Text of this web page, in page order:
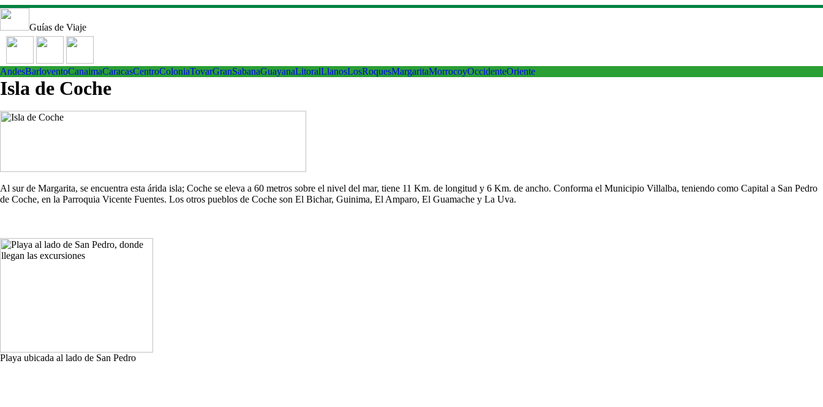
Guías de Viaje
AndesBarloventoCanaimaCaracasCentroColoniaTovarGranSabanaGuayanaLitoralLlanosLosRoquesMargaritaMorrocoyOccidenteOriente
Isla de Coche
Al sur de Margarita, se encuentra esta árida isla; Coche se eleva a 60 metros sobre el nivel del mar, tiene 11 Km. de longitud y 6 Km. de ancho. Conforma el Municipio Villalba, teniendo como Capital a San Pedro
de Coche, en la Parroquia Vicente Fuentes. Los otros pueblos de Coche son El Bichar, Guinima, El Amparo, El Guamache y La Uva.
Playa ubicada al lado de San Pedro